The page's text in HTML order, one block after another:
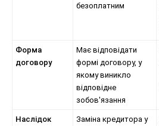
безоплатним
Форма
договору
Має відповідати
формі договору, у
якому виникло
відповідне
зобов'язання
Наслідок
Заміна кредитора у